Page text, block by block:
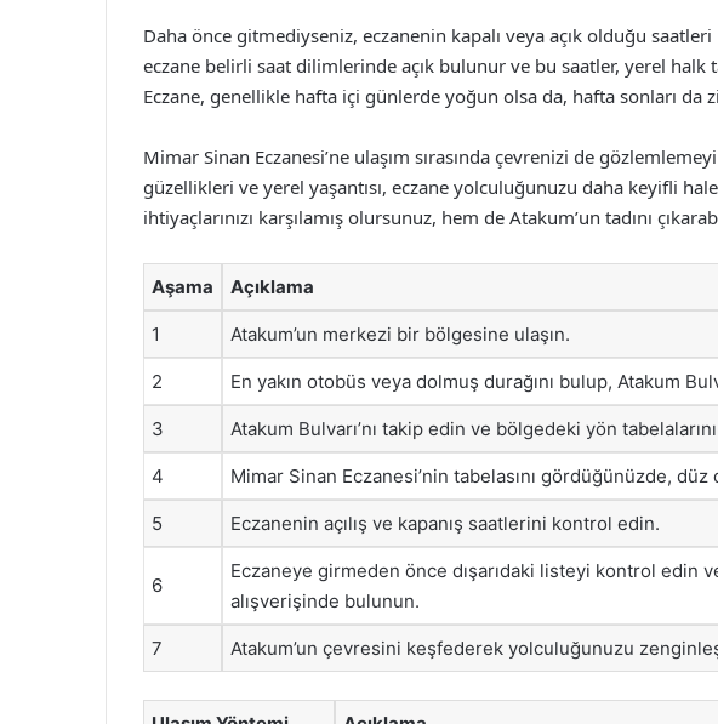
Daha önce gitmediyseniz, eczanenin kapalı veya açık olduğu
eczane belirli saat dilimlerinde açık bulunur ve bu saatler, yerel halk
Eczane, genellikle hafta içi günlerde yoğun olsa da, hafta sonları da
Mimar Sinan Eczanesi’ne ulaşım sırasında çevrenizi de
güzellikleri ve yerel yaşantısı, eczane yolculuğunuzu daha keyifli
ihtiyaçlarınızı karşılamış olursunuz, hem de Atakum’un tadını
Aşama Açıklama
1 Atakum’un merkezi bir bölgesine ulaşın.
2 En yakın otobüs veya dolmuş durağını bulup, Atakum
3 Atakum Bulvarı’nı takip edin ve bölgedeki yön
4 Mimar Sinan Eczanesi’nin tabelasını gördüğünüzde, düz
5 Eczanenin açılış ve kapanış saatlerini kontrol edin.
6
Eczaneye girmeden önce dışarıdaki listeyi kontrol edin
alışverişinde bulunun.
7 Atakum’un çevresini keşfederek yolculuğunuzu